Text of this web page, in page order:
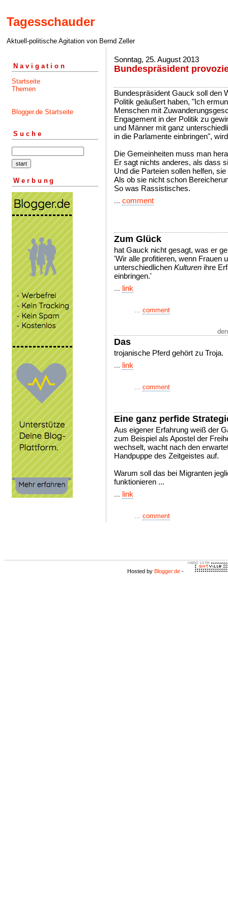
Tagesschauder
Aktuell-politische Agitation von Bernd Zeller
Navigation
Startseite
Themen
Blogger.de Startseite
Suche
Werbung
Sonntag, 25. August 2013
Bundespräsident
Bundespräsident Gauck soll den
Politik geäußert haben, "Ich
Menschen mit
Engagement in der Politik zu
und Männer mit ganz
in die Parlamente einbringen",
Die Gemeinheiten muss man
Er sagt nichts anderes, als dass
Und die Parteien sollen helfen,
Als ob sie nicht schon
So was Rassistisches.
... comment
Zum Glück
hat Gauck nicht gesagt, was er
'Wir alle profitieren, wenn Frauen
unterschiedlichen Kulturen ihre
einbringen.'
... link
... comment
Das
trojanische Pferd gehört zu Troja.
... link
... comment
Eine ganz perfide
Aus eigener Erfahrung weiß der
zum Beispiel als Apostel der
wechselt, wacht nach den
Handpuppe des Zeitgeistes auf.
Warum soll das bei Migranten
funktionieren ...
... link
... comment
Hosted by Blogger.de -